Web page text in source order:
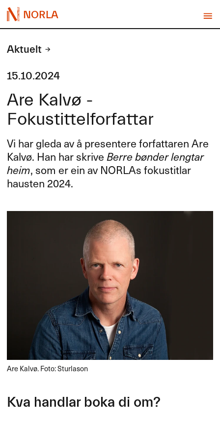
NORLA
Aktuelt
15.10.2024
Are Kalvø -
Fokustittelforfattar
Vi har gleda av å presentere forfattaren Are
Kalvø. Han har skriveBerre bønder lengtar
heim, som er ein av NORLAs fokustitlar
hausten 2024.
Are Kalvø. Foto: Sturlason
Kva handlar boka di om?